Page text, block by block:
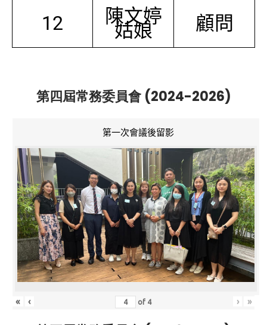
12 陳文婷
姑娘 顧問
第四屆常務委員會 (2024-2026)
第一次會議後留影
« ‹ of 4 › »